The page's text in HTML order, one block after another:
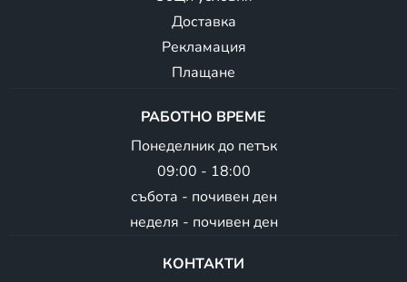
Доставка
Рекламация
Плащане
РАБОТНО ВРЕМЕ
Понеделник до петък
09:00 - 18:00
събота - почивен ден
неделя - почивен ден
КОНТАКТИ